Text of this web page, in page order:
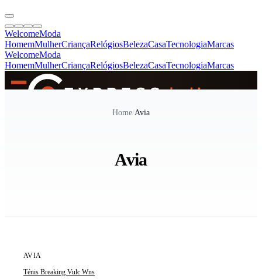
WelcomeModa
HomemMulherCriançaRelógiosBelezaCasaTecnologiaMarcas
WelcomeModa
HomemMulherCriançaRelógiosBelezaCasaTecnologiaMarcas
Home/Avia
Avia
AVIA
Ténis Breaking Vulc Wns